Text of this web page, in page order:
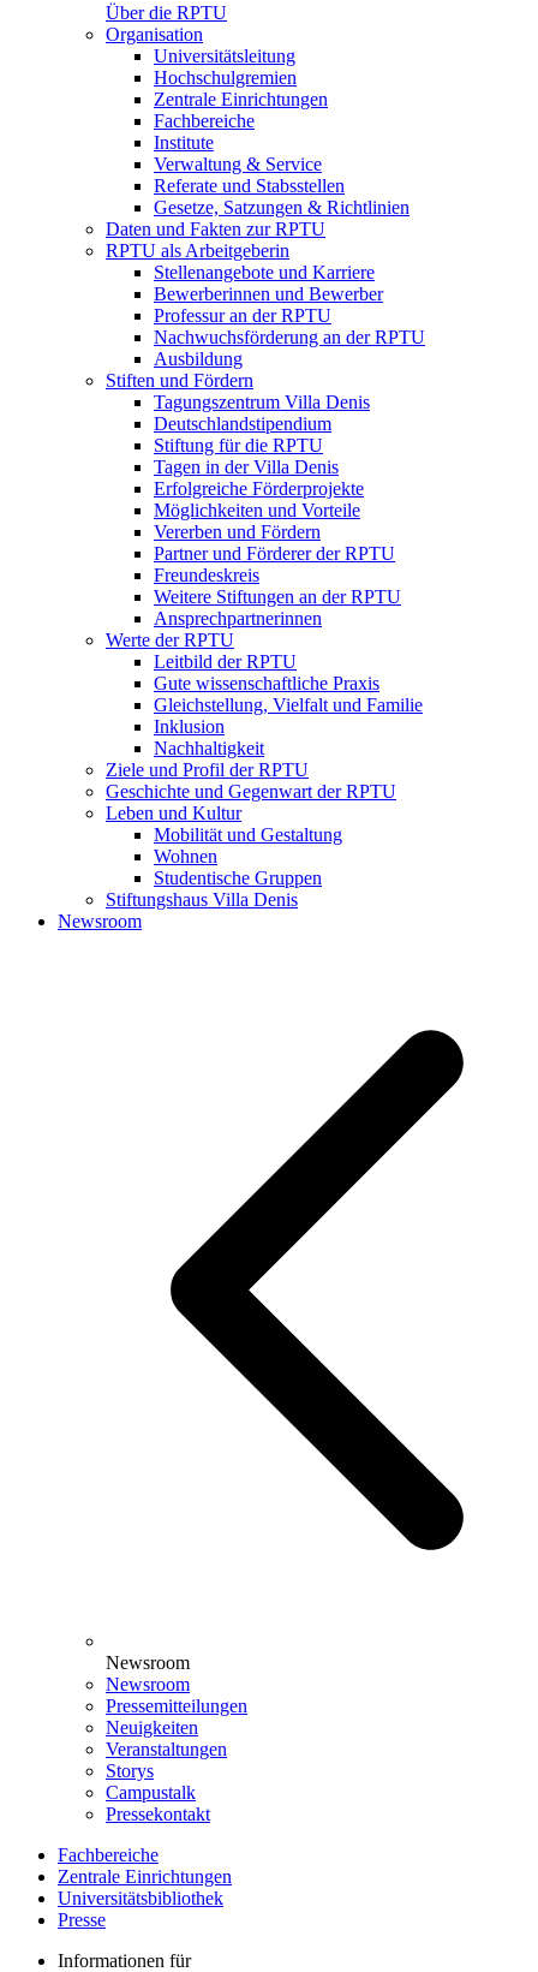
Über die RPTU
Organisation
Universitätsleitung
Hochschulgremien
Zentrale Einrichtungen
Fachbereiche
Institute
Verwaltung & Service
Referate und Stabsstellen
Gesetze, Satzungen & Richtlinien
Daten und Fakten zur RPTU
RPTU als Arbeitgeberin
Stellenangebote und Karriere
Bewerberinnen und Bewerber
Professur an der RPTU
Nachwuchsförderung an der RPTU
Ausbildung
Stiften und Fördern
Tagungszentrum Villa Denis
Deutschlandstipendium
Stiftung für die RPTU
Tagen in der Villa Denis
Erfolgreiche Förderprojekte
Möglichkeiten und Vorteile
Vererben und Fördern
Partner und Förderer der RPTU
Freundeskreis
Weitere Stiftungen an der RPTU
Ansprechpartnerinnen
Werte der RPTU
Leitbild der RPTU
Gute wissenschaftliche Praxis
Gleichstellung, Vielfalt und Familie
Inklusion
Nachhaltigkeit
Ziele und Profil der RPTU
Geschichte und Gegenwart der RPTU
Leben und Kultur
Mobilität und Gestaltung
Wohnen
Studentische Gruppen
Stiftungshaus Villa Denis
Newsroom
Newsroom
Newsroom
Pressemitteilungen
Neuigkeiten
Veranstaltungen
Storys
Campustalk
Pressekontakt
Fachbereiche
Zentrale Einrichtungen
Universitätsbibliothek
Presse
Informationen für